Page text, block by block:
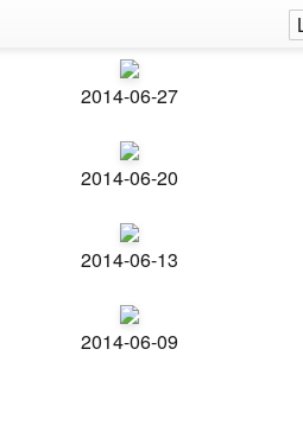
2014-06-27
2014-06-20
2014-06-13
2014-06-09